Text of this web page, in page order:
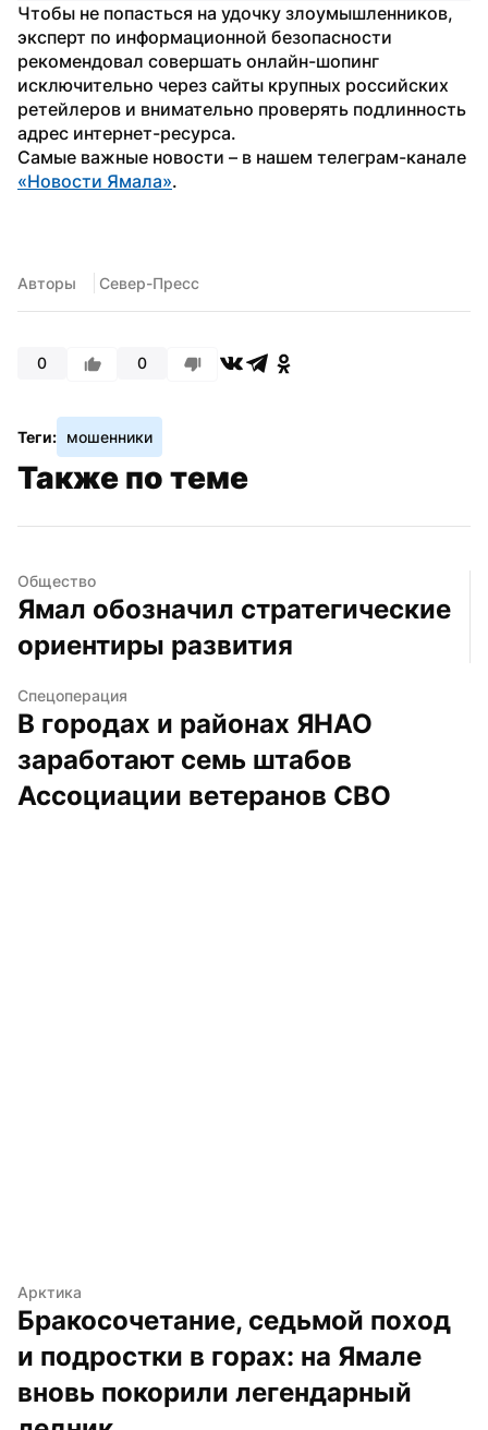
Чтобы не попасться на удочку злоумышленников,
эксперт по информационной безопасности
рекомендовал совершать онлайн-шопинг
исключительно через сайты крупных российских
ретейлеров и внимательно проверять подлинность
адрес интернет-ресурса.
«Новости Ямала».
Авторы Север-Пресс
0 0
Теги: мошенники
Также по теме
Общество
Ямал обозначил стратегические
ориентиры развития
Спецоперация
В городах и районах ЯНАО
заработают семь штабов
Ассоциации ветеранов СВО
Арктика
Бракосочетание, седьмой поход
и подростки в горах: на Ямале
вновь покорили легендарный